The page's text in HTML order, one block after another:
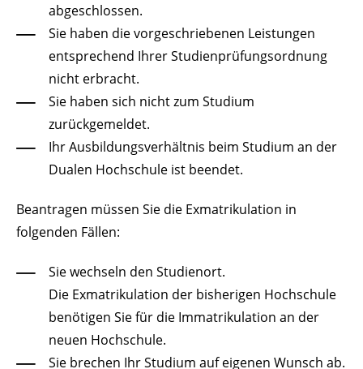
abgeschlossen.
Sie haben die vorgeschriebenen Leistungen
entsprechend Ihrer Studienprüfungsordnung
nicht erbracht.
Sie haben sich nicht zum Studium
zurückgemeldet.
Ihr Ausbildungsverhältnis beim Studium an der
Dualen Hochschule ist beendet.
Beantragen müssen Sie die Exmatrikulation in
folgenden Fällen:
Sie wechseln den Studienort.
Die Exmatrikulation der bisherigen Hochschule
benötigen Sie für die Immatrikulation an der
neuen Hochschule.
Sie brechen Ihr Studium auf eigenen Wunsch ab.